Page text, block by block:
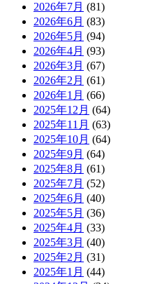
2026年7月 (81)
2026年6月 (83)
2026年5月 (94)
2026年4月 (93)
2026年3月 (67)
2026年2月 (61)
2026年1月 (66)
2025年12月 (64)
2025年11月 (63)
2025年10月 (64)
2025年9月 (64)
2025年8月 (61)
2025年7月 (52)
2025年6月 (40)
2025年5月 (36)
2025年4月 (33)
2025年3月 (40)
2025年2月 (31)
2025年1月 (44)